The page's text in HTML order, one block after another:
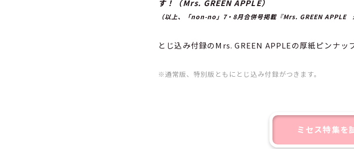
す！（Mrs. GREEN APPLE）
（以上、「non-no」7・8月合併号掲載『Mrs. GREEN APPLE
とじ込み付録のMrs. GREEN APPLEの厚紙ピンナッ
※通常版、特別版ともにとじ込み付録がつきます。
ミセス特集を